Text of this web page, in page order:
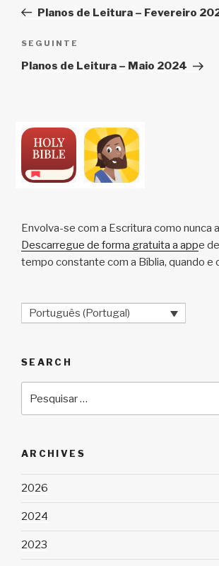
artigos
anterior
Planos de Leitura – Fevereiro
Conteúdo
seguinte
SEGUINTE
Planos de Leitura – Maio 2024
Envolva-se com a Escritura como nunca
Descarregue de forma gratuita a appe
tempo constante com a Bíblia, quando e
Português (Portugal)
SEARCH
por:
ARCHIVES
2026
2024
2023